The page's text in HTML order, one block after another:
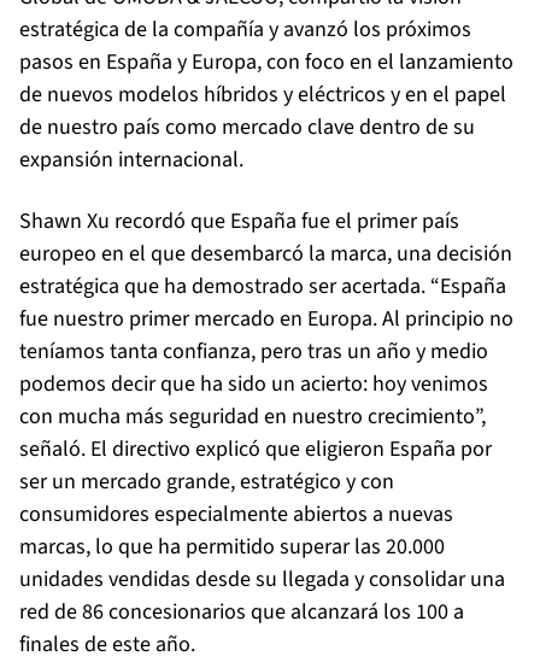
estratégica de la compañía y avanzó los próximos
pasos en España y Europa, con foco en el lanzamiento
de nuevos modelos híbridos y eléctricos y en el papel
de nuestro país como mercado clave dentro de su
expansión internacional.
Shawn Xu recordó que España fue el primer país
europeo en el que desembarcó la marca, una decisión
estratégica que ha demostrado ser acertada. “España
fue nuestro primer mercado en Europa. Al principio no
teníamos tanta confianza, pero tras un año y medio
podemos decir que ha sido un acierto: hoy venimos
con mucha más seguridad en nuestro crecimiento”,
señaló. El directivo explicó que eligieron España por
ser un mercado grande, estratégico y con
consumidores especialmente abiertos a nuevas
marcas, lo que ha permitido superar las 20.000
unidades vendidas desde su llegada y consolidar una
red de 86 concesionarios que alcanzará los 100 a
finales de este año.